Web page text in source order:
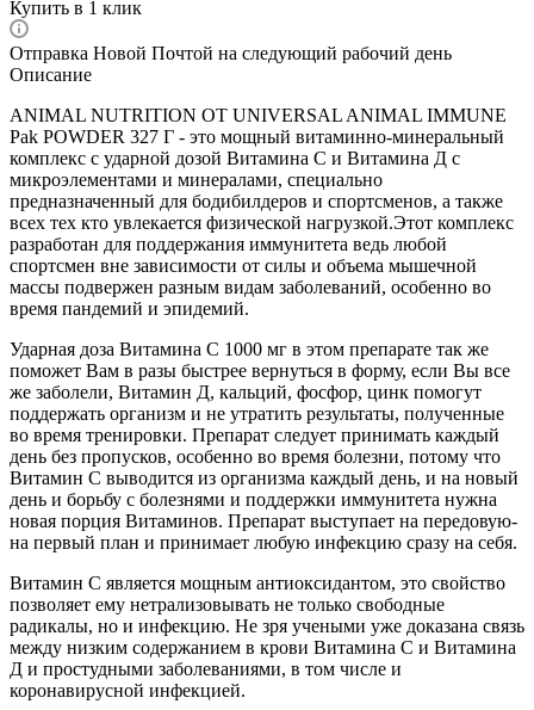
Купить в 1 клик
Отправка Новой Почтой на следующий рабочий день
Описание
ANIMAL NUTRITION ОТ UNIVERSAL ANIMAL IMMUNE
Pak POWDER 327 Г - это мощный витаминно-минеральный
комплекс с ударной дозой Витамина С и Витамина Д с
микроэлементами и минералами, специально
предназначенный для бодибилдеров и спортсменов, а также
всех тех кто увлекается физической нагрузкой.Этот комплекс
разработан для поддержания иммунитета ведь любой
спортсмен вне зависимости от силы и объема мышечной
массы подвержен разным видам заболеваний, особенно во
время пандемий и эпидемий.
Ударная доза Витамина С 1000 мг в этом препарате так же
поможет Вам в разы быстрее вернуться в форму, если Вы все
же заболели, Витамин Д, кальций, фосфор, цинк помогут
поддержать организм и не утратить результаты, полученные
во время тренировки. Препарат следует принимать каждый
день без пропусков, особенно во время болезни, потому что
Витамин С выводится из организма каждый день, и на новый
день и борьбу с болезнями и поддержки иммунитета нужна
новая порция Витаминов. Препарат выступает на передовую-
на первый план и принимает любую инфекцию сразу на себя.
Витамин С является мощным антиоксидантом, это свойство
позволяет ему нетрализовывать не только свободные
радикалы, но и инфекцию. Не зря учеными уже доказана связь
между низким содержанием в крови Витамина С и Витамина
Д и простудными заболеваниями, в том числе и
коронавирусной инфекцией.